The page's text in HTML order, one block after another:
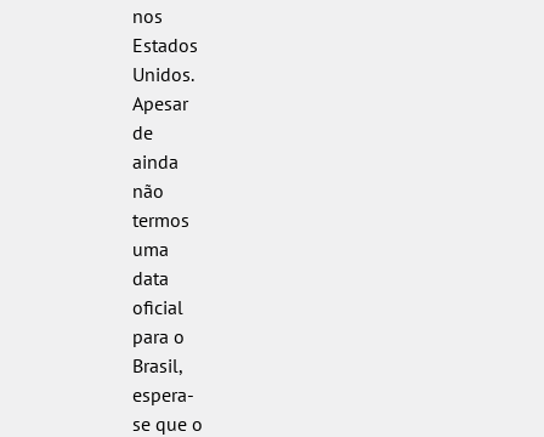
nos
Estados
Unidos.
Apesar
de
ainda
não
termos
uma
data
oficial
para o
Brasil,
espera-
se que o